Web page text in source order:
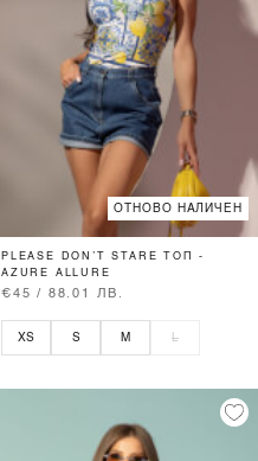
ОТНОВО НАЛИЧЕН
PLEASE DON’T STARE ТОП -
AZURE ALLURE
€45 / 88.01 ЛВ.
XS S M L